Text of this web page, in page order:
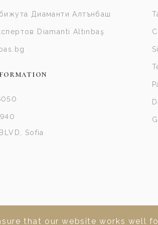
that our website works well
Диаманти Алтънбаш
Diamanti Altınbaş
Sofia